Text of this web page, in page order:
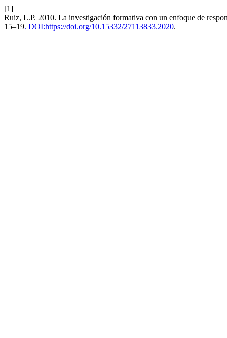
[1]
Ruiz, L.P. 2010. La investigación formativa con un enfoque de
15–19. DOI:https://doi.org/10.15332/27113833.2020.